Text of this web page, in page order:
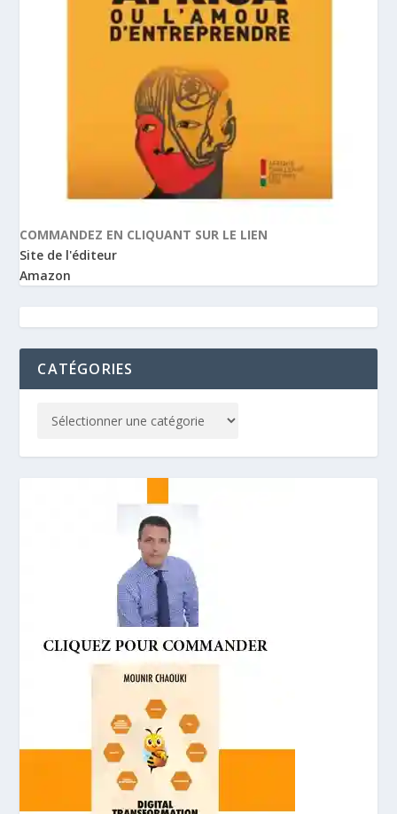
COMMANDEZ EN CLIQUANT SUR LE LIEN
Site de l'éditeur
Amazon
CATÉGORIES